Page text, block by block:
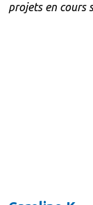
projets en cours